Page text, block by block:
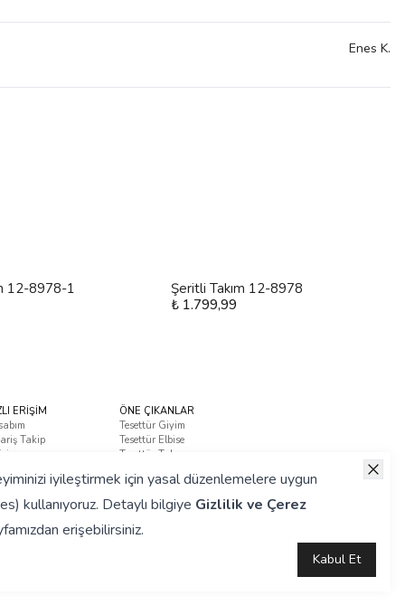
iyileştirmek için yasal düzenlemelere uygun
kullanıyoruz. Detaylı bilgiye Gizlilik ve Çerez
erişebilirsiniz.
Kabul Et
Enes K.
12-8978-1
Şeritli Takım 12-8978
₺ 1.799,99
ERİŞİM
Takip
ÖNE ÇIKANLAR
Tesettür Giyim
Tesettür Elbise
Tesettür Takım